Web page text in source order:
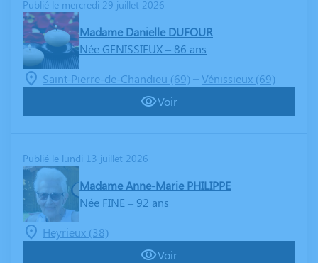
Publié le mercredi 29 juillet 2026
Madame Danielle DUFOUR
Née GENISSIEUX– 86 ans
Saint-Pierre-de-Chandieu (69)–Vénissieux (69)
Voir
Publié le lundi 13 juillet 2026
Madame Anne-Marie PHILIPPE
Née FINE – 92 ans
Heyrieux (38)
Voir